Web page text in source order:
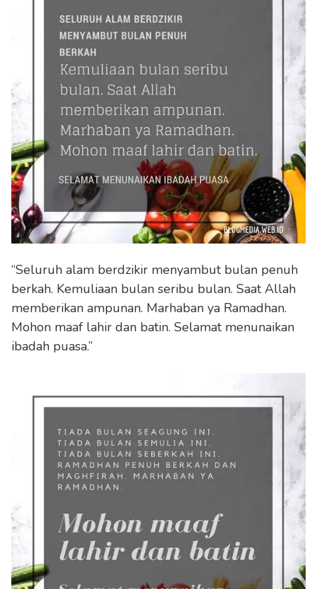
“Seluruh alam berdzikir menyambut bulan penuh
berkah. Kemuliaan bulan seribu bulan. Saat Allah
memberikan ampunan. Marhaban ya Ramadhan.
Mohon maaf lahir dan batin. Selamat menunaikan
ibadah puasa.”